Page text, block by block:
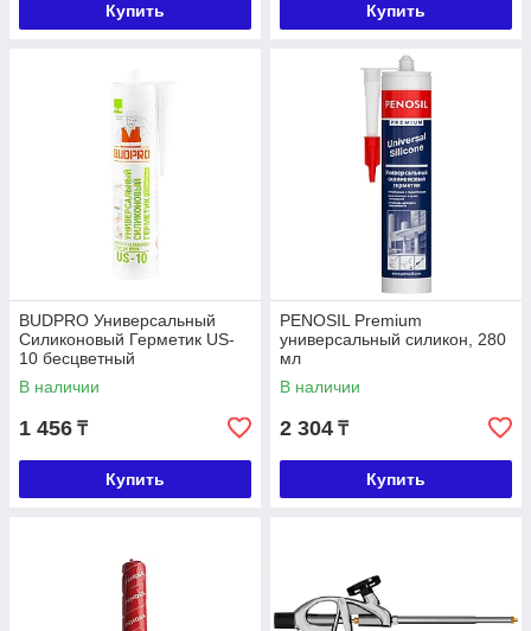
Купить Купить
BUDPRO Универсальный
Силиконовый Герметик US-
10 бесцветный
В наличии
1 456 ₸
Купить
PENOSIL Premium
универсальный силикон, 280
мл
В наличии
2 304 ₸
Купить